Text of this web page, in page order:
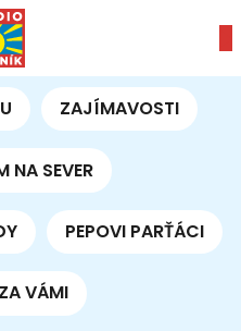
ZAJÍMAVOSTI
NA SEVER
PEPOVI PARŤÁCI
VÁMI